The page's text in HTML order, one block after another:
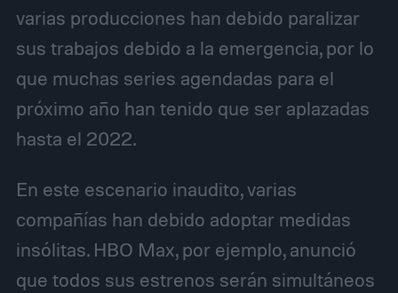
varias producciones han debido paralizar
sus trabajos debido a la emergencia, por lo
que muchas series agendadas para el
próximo año han tenido que ser aplazadas
hasta el 2022.
En este escenario inaudito, varias
compañías han debido adoptar medidas
insólitas. HBO Max, por ejemplo, anunció
que todos sus estrenos serán simultáneos